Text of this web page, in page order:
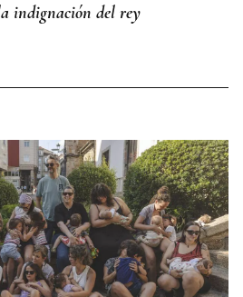
indignación del rey
Cernuda
PERSONAL
del rey con Ceuta